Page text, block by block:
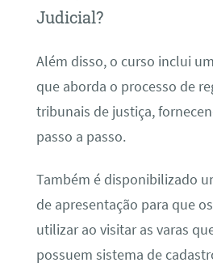
Judicial?
Além disso, o curso inclui
que aborda o processo de
tribunais de justiça,
passo a passo.
Também é disponibilizado
de apresentação para que
utilizar ao visitar as varas
possuem sistema de